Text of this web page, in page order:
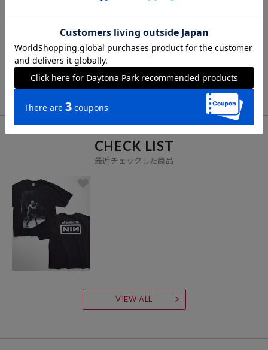
FOR YOU
あなたにおすすめのアイテム
VIEW ALL
CHECK LIST
最近チェックした商品
VIEW ALL